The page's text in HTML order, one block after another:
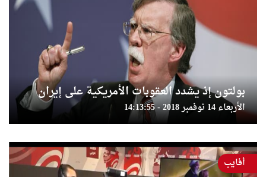
بولتون إذ يشدد العقوبات الأمريكية على إيران
الأربعاء 14 نوفمبر 2018 - 14:13:55
أفايب